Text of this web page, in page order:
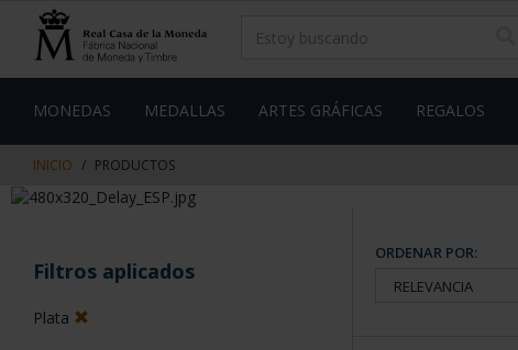
contenido
de
MONEDAS MEDALLAS ARTES GRÁFICAS REGALOS
INICIO PRODUCTOS
Filtros aplicados
Plata
ORDENAR POR: